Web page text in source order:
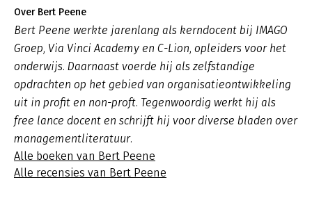
Over Bert Peene
Bert Peene werkte jarenlang als kerndocent bij IMAGO
Groep, Via Vinci Academy en C-Lion, opleiders voor het
onderwijs. Daarnaast voerde hij als zelfstandige
opdrachten op het gebied van organisatieontwikkeling
uit in profit en non-proft. Tegenwoordig werkt hij als
free lance docent en schrijft hij voor diverse bladen over
managementliteratuur.
Alle boeken van Bert Peene
Alle recensies van Bert Peene